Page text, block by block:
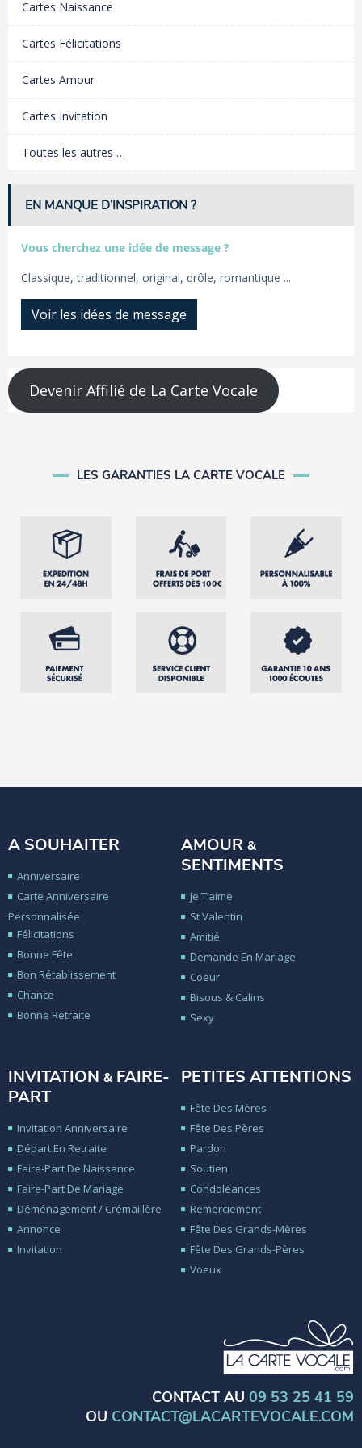
Cartes Naissance
Cartes Félicitations
Cartes Amour
Cartes Invitation
Toutes les autres …
EN MANQUE D’INSPIRATION ?
Vous cherchez une idée de message ?
Classique, traditionnel, original, drôle, romantique ...
Voir les idées de message
Devenir Affilié de La Carte Vocale
LES GARANTIES LA CARTE VOCALE
A SOUHAITER
Anniversaire
Carte Anniversaire
Personnalisée
Félicitations
Bonne Fête
Bon Rétablissement
Chance
Bonne Retraite
AMOUR &
SENTIMENTS
Je T’aime
St Valentin
Amitié
Demande En Mariage
Coeur
Bisous & Calins
Sexy
INVITATION &FAIRE-
PART
Invitation Anniversaire
Départ En Retraite
Faire-Part De Naissance
Faire-Part De Mariage
Déménagement / Crémaillère
Annonce
Invitation
PETITES ATTENTIONS
Fête Des Mères
Fête Des Pères
Pardon
Soutien
Condoléances
Remerciement
Fête Des Grands-Mères
Fête Des Grands-Pères
Voeux
CONTACT AU 09 53 25 41 59
OU CONTACT@LACARTEVOCALE.COM